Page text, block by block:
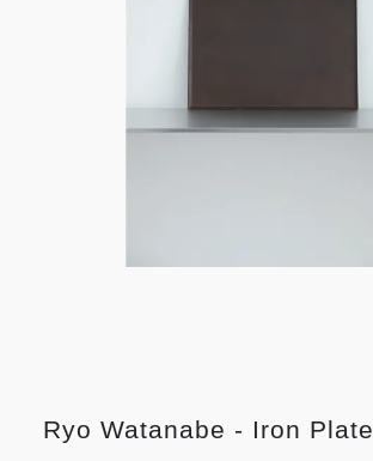
Ryo Watanabe - Iron Plate